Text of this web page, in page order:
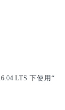
LTS 下使用“